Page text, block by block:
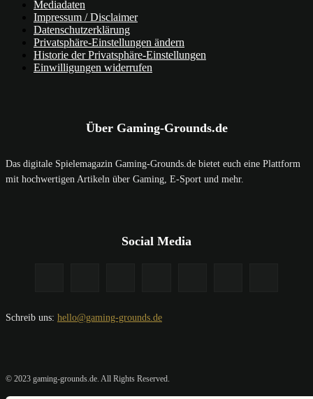
Mediadaten
Impressum / Disclaimer
Datenschutzerklärung
Privatsphäre-Einstellungen ändern
Historie der Privatsphäre-Einstellungen
Einwilligungen widerrufen
Über Gaming-Grounds.de
Das digitale Spielemagazin Gaming-Grounds.de bietet euch eine Plattform
mit hochwertigen Artikeln über Gaming, E-Sport und mehr.
Social Media
Schreib uns: hello@gaming-grounds.de
© 2023 gaming-grounds.de. All Rights Reserved.